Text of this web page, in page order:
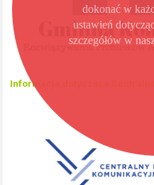
Informacje dotyczące
dokonać w
ustawień
szczegółów w